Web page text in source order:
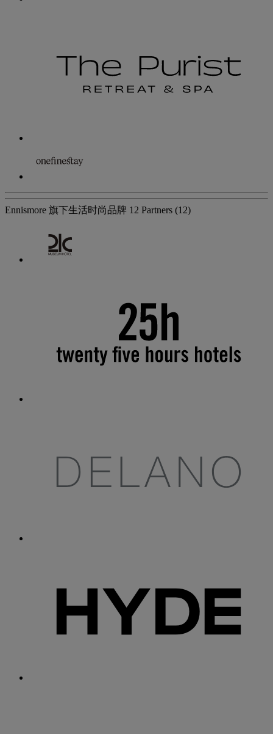
Ennismore 旗下生活时尚品牌 12 Partners (12)